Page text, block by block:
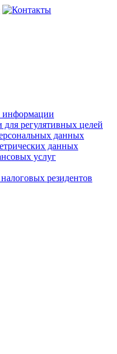
информации
регулятивных целей
данных
данных
услуг
резидентов